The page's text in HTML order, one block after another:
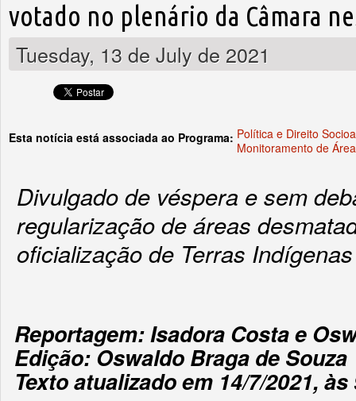
votado no plenário da Câmara
Tuesday, 13 de July de 2021
Esta notícia está associada ao Programa: Política e Direito
Monitoramento de
Divulgado de véspera e sem
regularização de áreas
oficialização de Terras
Reportagem: Isadora Costa e
Edição: Oswaldo Braga de Souza
Texto atualizado em 14/7/2021, às